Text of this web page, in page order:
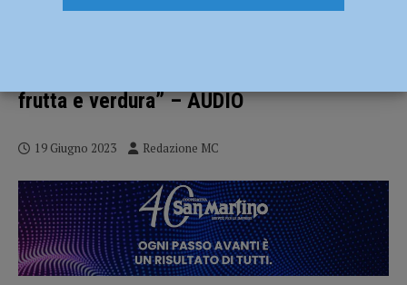
Settimana di caldo e afa a Piacenza,
frutta e verdura” – AUDIO
19 Giugno 2023 Redazione MC